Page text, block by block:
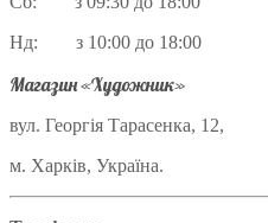
Нд: з 10:00 до 18:00
Магазин «Художник»
вул. Георгія Тарасенка, 12,
м. Харків, Україна.